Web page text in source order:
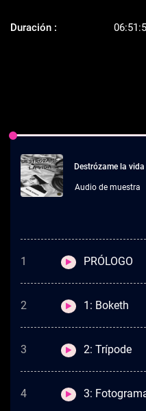
Duración :
Destrózame la vida
Audio de muestra
1 PRÓLOGO
2 1: Boketh
3 2: Trípode
4 3: